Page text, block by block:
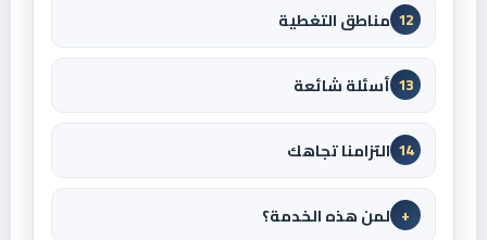
12 مناطق التغطية
13 أسئلة شائعة
14 التزامنا تجاهك
+ لمن هذه الخدمة؟